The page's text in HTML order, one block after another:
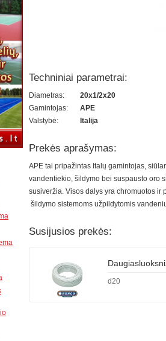
Techniniai parametrai:
Diametras:
20x1/2x20
Gamintojas:
APE
Valstybė:
Italija
Prekės aprašymas:
APE tai pripažintas Italų gamintojas,
vandentiekio, šildymo bei suspausto oro
susiveržia. Visos dalys yra chromuotos
šildymo sistemoms užpildytomis
Susijusios prekės:
d20